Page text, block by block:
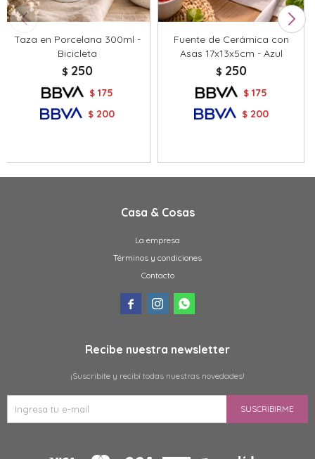
Taza en Porcelana 300ml -
Bicicleta
$ 250
$ 175
$ 200
Fuente de Cerámica con
Asas 17x13x5cm - Azul
$ 250
$ 175
$ 200
Casa & Cosas
La empresa
Términos y condiciones
Contacto
  
Recibe nuestra newsletter
¡Suscribite y recibí todas nuestras novedades!
SUSCRIBIRME